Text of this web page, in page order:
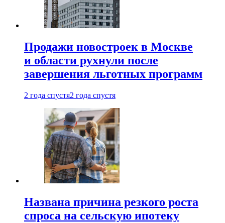
Продажи новостроек в Москве
и области рухнули после
завершения льготных программ
2 года спустя2 года спустя
Названа причина резкого роста
спроса на сельскую ипотеку